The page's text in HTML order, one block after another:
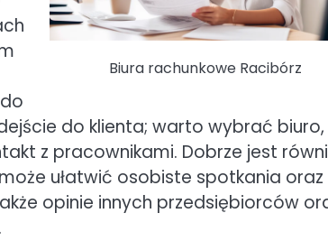
Biura rachunkowe Racibórz
do klienta; warto wybrać biuro,
z pracownikami. Dobrze jest
ułatwić osobiste spotkania oraz
opinie innych przedsiębiorców